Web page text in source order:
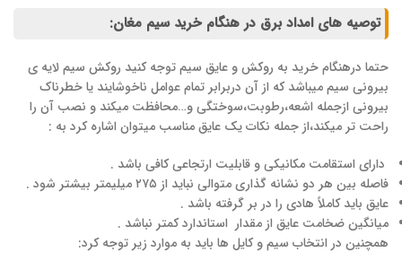
توصیه های امداد برق در هنگام خرید سیم مغان:
حتما درهنگام خرید به روکش و عایق سیم توجه کنید روکش سیم لایه ی
بیرونی سیم میباشد که از آن دربرابر تمام عوامل ناخوشایند یا خطرناک
بیرونی ازجمله اشعه،رطوبت،سوختگی و…محافظت میکند و نصب آن را
راحت تر میکند،از جمله نکات یک عایق مناسب میتوان اشاره کرد به :
دارای استقامت مکانیکی و قابلیت ارتجاعی کافی باشد .
فاصله بین هر دو نشانه گذاری متوالی نباید از ۲۷۵ میلیمتر بیشتر شود .
عایق باید کاملاً هادی را در بر گرفته باشد .
میانگین ضخامت عایق از مقدار استاندارد کمتر نباشد .
همچنین در انتخاب سیم و کایل ها باید به موارد زیر توجه کرد: